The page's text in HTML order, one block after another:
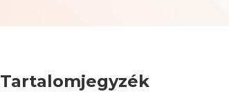
Tartalomjegyzék